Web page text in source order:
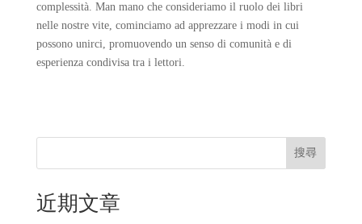
complessità. Man mano che consideriamo il ruolo dei libri
nelle nostre vite, cominciamo ad apprezzare i modi in cui
possono unirci, promuovendo un senso di comunità e di
esperienza condivisa tra i lettori.
搜尋
近期文章